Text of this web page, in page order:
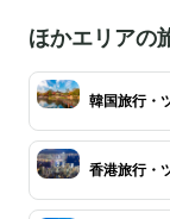
ほかエリアの
韓国旅行・
香港旅行・